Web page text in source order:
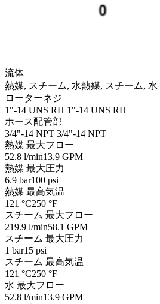
流体
熱媒, スチーム, 水熱媒, スチーム, 水
ローターネジ
1"-14 UNS RH 1"-14 UNS RH
ホース配管部
3/4"-14 NPT 3/4"-14 NPT
熱媒 最大フロー
52.8 l/min13.9 GPM
熱媒 最大圧力
6.9 bar100 psi
熱媒 最高気温
121 °C250 °F
スチーム 最大フロー
219.9 l/min58.1 GPM
スチーム 最大圧力
1 bar15 psi
スチーム 最高気温
121 °C250 °F
水 最大フロー
52.8 l/min13.9 GPM